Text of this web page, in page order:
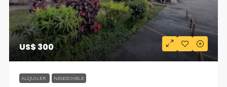
US$ 300
ALQUILER NEGOCIABLE